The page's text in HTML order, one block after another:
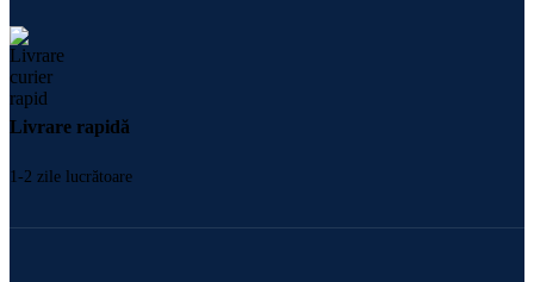
Livrare rapidă
1-2 zile lucrătoare